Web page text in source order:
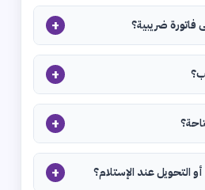
ضريبية؟ +
+
+
التحويل عند الإستلام؟ +